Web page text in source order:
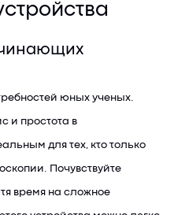
юных ученых.
и простота в
для тех, кто только
Почувствуйте
время на сложное